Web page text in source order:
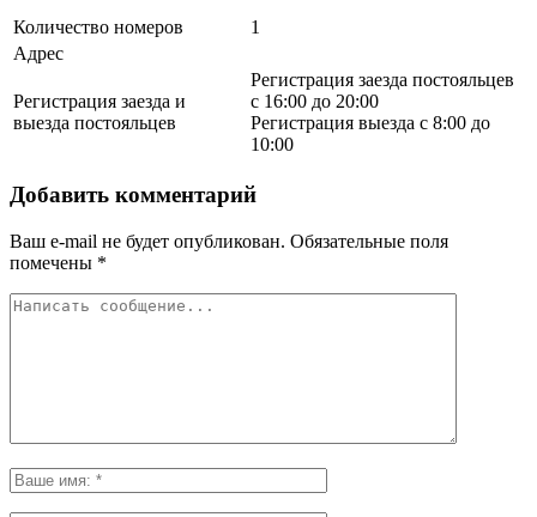
Количество номеров
1
Адрес
Регистрация заезда и
выезда постояльцев
Регистрация заезда постояльцев
с 16:00 до 20:00
Регистрация выезда с 8:00 до
10:00
Добавить комментарий
Ваш e-mail не будет опубликован. Обязательные поля
помечены *